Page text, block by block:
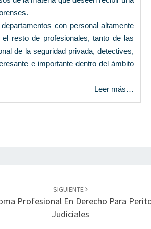
con personal altamente
resto de profesionales, tanto de las
de la seguridad privada, detectives,
e importante dentro del ámbito
Leer más…
SIGUIENTE
Profesional En Derecho Para
Judiciales